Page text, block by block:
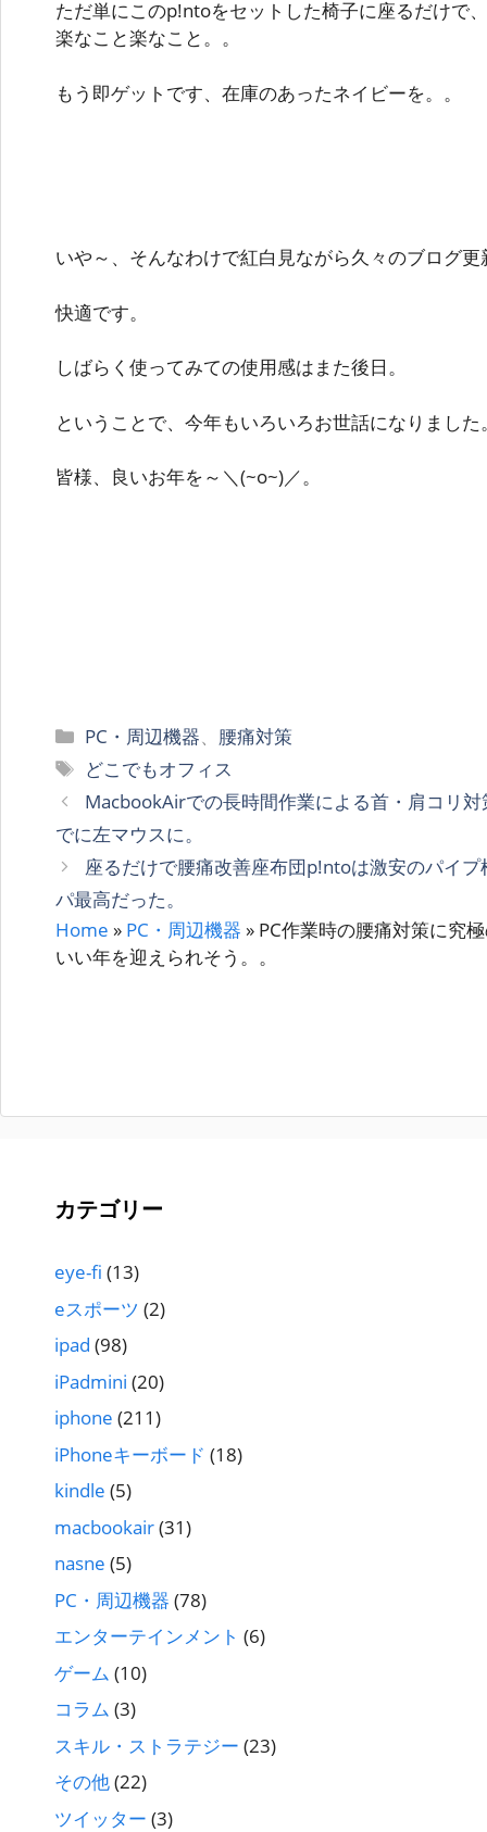
ただ単にこのp!ntoをセットした椅子に座るだけで
楽なこと楽なこと。。
もう即ゲットです、在庫のあったネイビーを。。
いや～、そんなわけで紅白見ながら久々のブログ更
快適です。
しばらく使ってみての使用感はまた後日。
ということで、今年もいろいろお世話になりました
皆様、良いお年を～＼(~o~)／。
カ
テ
ゴ
リ
ー
PC・周辺機器
腰痛対策
タ
グ
どこでもオフィス
MacbookAirでの長時間作業による首・肩コリ
でに左マウスに。
座るだけで腰痛改善座布団p!ntoは激安のパイ
パ最高だった。
Home » PC・周辺機器 » PC作業時の腰痛対策に究
いい年を迎えられそう。。
カテゴリー
eye-fi (13)
eスポーツ (2)
ipad (98)
iPadmini (20)
iphone (211)
iPhoneキーボード (18)
kindle (5)
macbookair(31)
nasne (5)
PC・周辺機器 (78)
エンターテインメント (6)
ゲーム (10)
コラム (3)
スキル・ストラテジー (23)
その他(22)
ツイッター (3)